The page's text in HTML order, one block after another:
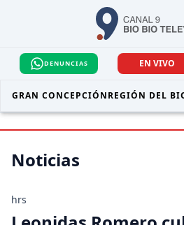
DENUNCIAS EN VIVO
GRAN CONCEPCIÓNREGIÓN DEL
Noticias
hrs